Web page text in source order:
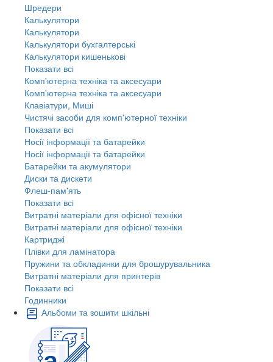
Шредери
Калькулятори
Калькулятори
Калькулятори бухгалтерські
Калькулятори кишенькові
Показати всі
Комп'ютерна техніка та аксесуари
Комп'ютерна техніка та аксесуари
Клавіатури, Миші
Чистячі засоби для комп'ютерної техніки
Показати всі
Носії інформації та батарейки
Носії інформації та батарейки
Батарейки та акумулятори
Диски та дискети
Флеш-пам'ять
Показати всі
Витратні матеріали для офісної техніки
Витратні матеріали для офісної техніки
Картриджi
Плівки для ламінатора
Пружини та обкладинки для брошурувальника
Витратні матеріали для принтерів
Показати всі
Годинники
Альбоми та зошити шкільні